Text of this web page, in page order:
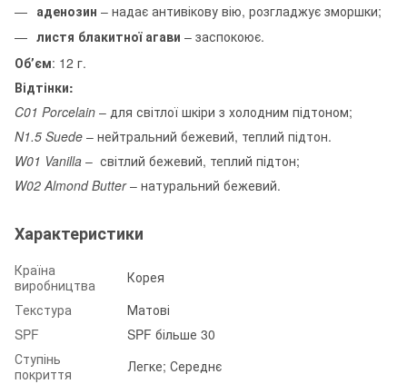
аденозин – надає антивікову вію, розгладжує зморшки;
листя блакитної агави – заспокоює.
Обʼєм: 12 г.
Відтінки:
C01 Porcelain – для світлої шкіри з холодним підтоном;
N1.5 Suede – нейтральний бежевий, теплий підтон.
W01 Vanilla – світлий бежевий, теплий підтон;
W02 Almond Butter– натуральний бежевий.
Характеристики
Країна
виробництва
Корея
Текстура
Матові
SPF
SPF більше 30
Ступінь
покриття
Легке; Середнє